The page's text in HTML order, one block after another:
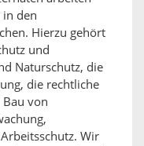
den
Hierzu gehört
und
Naturschutz, die
die rechtliche
von
Wir